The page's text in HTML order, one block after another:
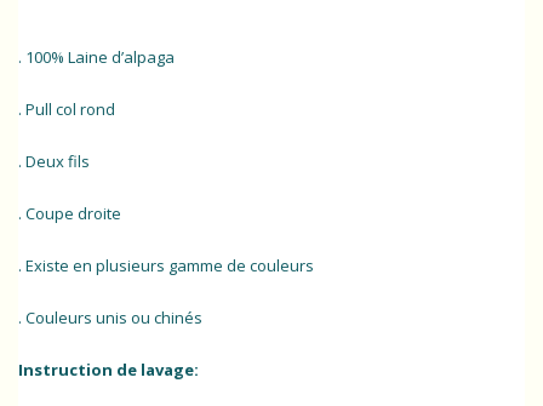
. 100% Laine d’alpaga
. Pull col rond
. Deux fils
. Coupe droite
. Existe en plusieurs gamme de couleurs
. Couleurs unis ou chinés
Instruction de lavage: